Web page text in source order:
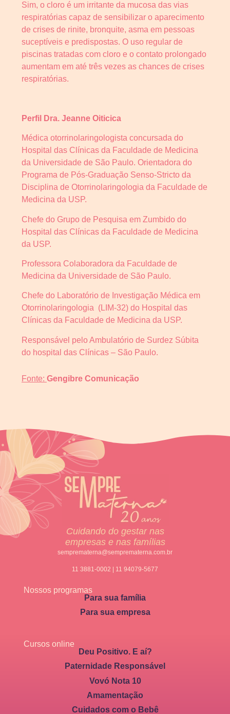
Sim, o cloro é um irritante da mucosa das vias
respiratórias capaz de sensibilizar o aparecimento
de crises de rinite, bronquite, asma em pessoas
suceptíveis e predispostas. O uso regular de
piscinas tratadas com cloro e o contato prolongado
aumentam em até três vezes as chances de crises
respiratórias.
Perfil Dra. Jeanne Oiticica
Médica otorrinolaringologista concursada do
Hospital das Clínicas da Faculdade de Medicina
da Universidade de São Paulo. Orientadora do
Programa de Pós-Graduação Senso-Stricto da
Disciplina de Otorrinolaringologia da Faculdade de
Medicina da USP.
Chefe do Grupo de Pesquisa em Zumbido do
Hospital das Clínicas da Faculdade de Medicina
da USP.
Professora Colaboradora da Faculdade de
Medicina da Universidade de São Paulo.
Chefe do Laboratório de Investigação Médica em
Otorrinolaringologia (LIM-32) do Hospital das
Clínicas da Faculdade de Medicina da USP.
Responsável pelo Ambulatório de Surdez Súbita
do hospital das Clínicas – São Paulo.
Fonte: Gengibre Comunicação
Cuidando do gestar nas
empresas e nas famílias
semprematerna@semprematerna.com.br
11 3881-0002 | 11 94079-5677
Nossos programas
Para sua família
Para sua empresa
Cursos online
Deu Positivo. E aí?
Paternidade Responsável
Vovó Nota 10
Amamentação
Cuidados com o Bebê